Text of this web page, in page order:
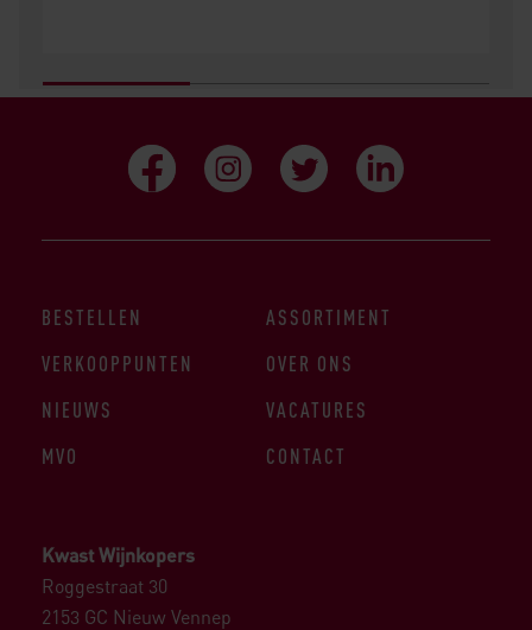
Kwast Wijnkopers
Roggestraat 30
2153 GC Nieuw Vennep
BESTELLEN
ASSORTIMENT
VERKOOPPUNTEN
OVER ONS
NIEUWS
VACATURES
MVO
CONTACT